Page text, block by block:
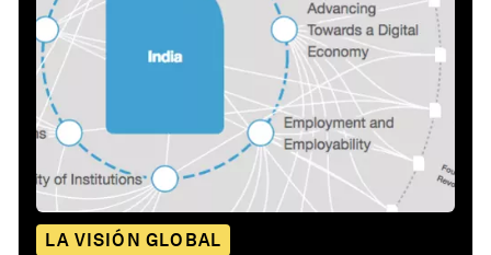
LA VISIÓN GLOBAL